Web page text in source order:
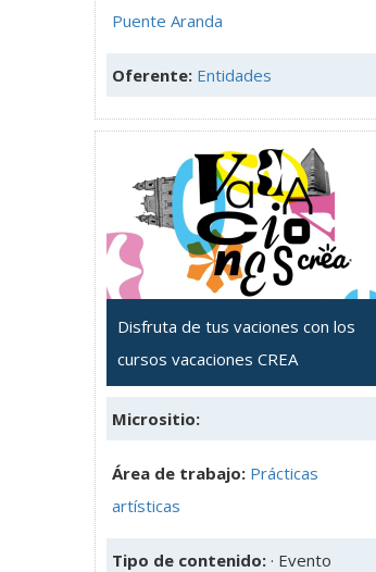
Puente Aranda
Oferente: Entidades
Disfruta de tus vaciones con los
cursos vacaciones CREA
Micrositio:
Área de trabajo: Prácticas
artísticas
Tipo de contenido: · Evento